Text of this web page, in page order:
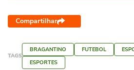
Compartilhar
TAGS
BRAGANTINO FUTEBOL
ESPORTES